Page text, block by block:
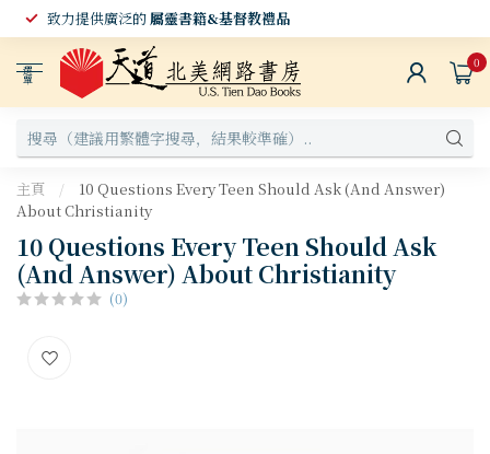
致力提供廣泛的屬靈書籍&基督教禮品
選
單
0
主頁 /
10 Questions Every Teen Should Ask (And Answer)
About Christianity
10 Questions Every Teen Should Ask
(And Answer) About Christianity
(0)